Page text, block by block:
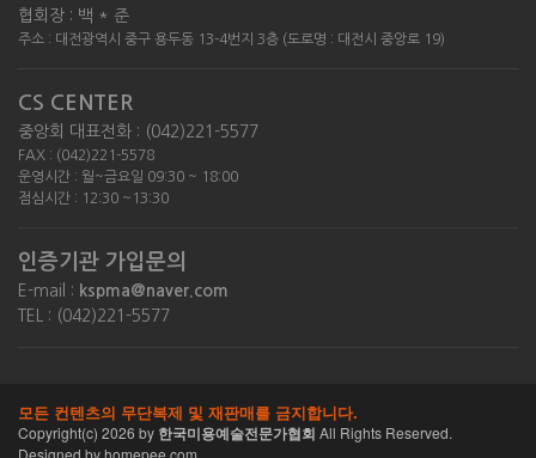
협회장 : 백 * 준
주소 : 대전광역시 중구 용두동 13-4번지 3층 (도로명 : 대전시 중앙로 19)
CS CENTER
중앙회 대표전화 : (042)221-5577
FAX : (042)221-5578
운영시간 : 월~금요일 09:30 ~ 18:00
점심시간 : 12:30 ~13:30
인증기관 가입문의
E-mail : kspma@naver.com
TEL : (042)221-5577
모든 컨텐츠의 무단복제 및 재판매를 금지합니다.
Copyright(c) 2026 by 한국미용예술전문가협회 All Rights Reserved.
Designed by homepee.com